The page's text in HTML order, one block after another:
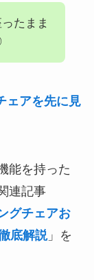
たまま
ェアを先に見
能を持った
連記事
グチェアお
底解説」を